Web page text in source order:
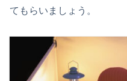
てもらいましょう。